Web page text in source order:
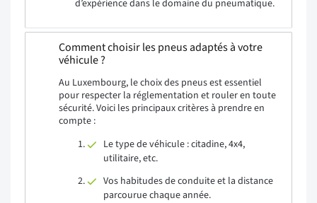
d’expérience dans le domaine du pneumatique.
Comment choisir les pneus adaptés à votre
véhicule ?
Au Luxembourg, le choix des pneus est essentiel
pour respecter la réglementation et rouler en toute
sécurité. Voici les principaux critères à prendre en
compte :
Le type de véhicule : citadine, 4x4,
utilitaire, etc.
Vos habitudes de conduite et la distance
parcourue chaque année.